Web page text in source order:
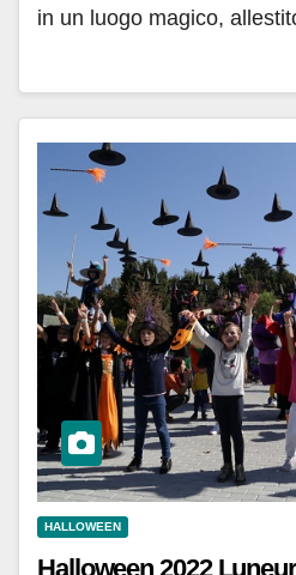
in un luogo magico,
HALLOWEEN
Halloween 2022